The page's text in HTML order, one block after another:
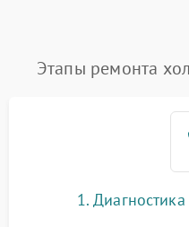
Этапы ремонта
1.